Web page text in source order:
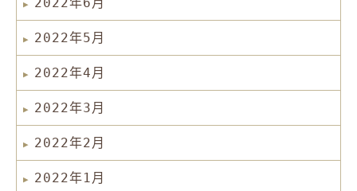
2022年6月
2022年5月
2022年4月
2022年3月
2022年2月
2022年1月